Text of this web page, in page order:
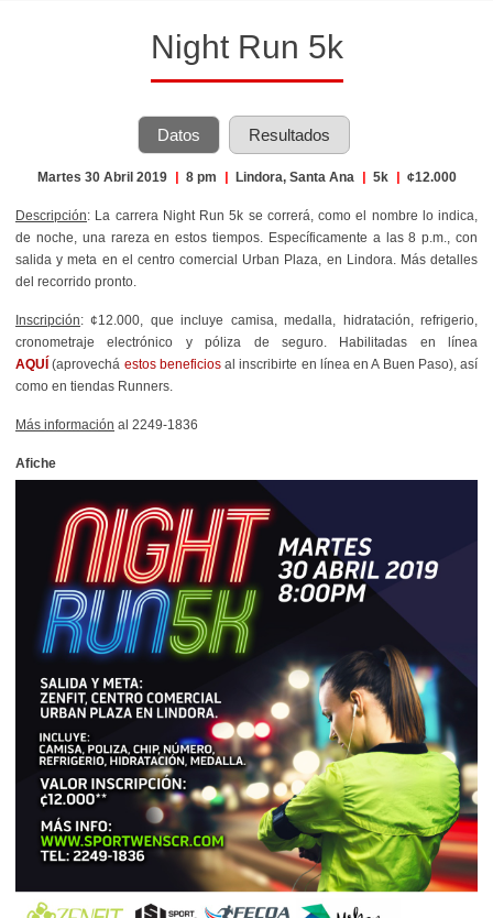
Night Run 5k
Datos Resultados
Martes 30 Abril 2019 | 8 pm | Lindora, Santa Ana | 5k | ¢12.000
Descripción: La carrera Night Run 5k se correrá, como el nombre lo indica,
de noche, una rareza en estos tiempos. Específicamente a las 8 p.m., con
salida y meta en el centro comercial Urban Plaza, en Lindora. Más detalles
del recorrido pronto.
Inscripción: ¢12.000, que incluye camisa, medalla, hidratación, refrigerio,
cronometraje electrónico y póliza de seguro. Habilitadas en línea
AQUÍ (aprovechá estos beneficiosal inscribirte en línea en A Buen Paso), así
como en tiendas Runners.
Más información al 2249-1836
Afiche